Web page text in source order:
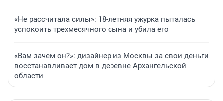
«Не рассчитала силы»: 18-летняя ужурка пыталась
успокоить трехмесячного сына и убила его
«Вам зачем он?»: дизайнер из Москвы за свои деньги
восстанавливает дом в деревне Архангельской
области